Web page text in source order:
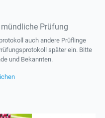
Prüfung
auch andere Prüflinge
später ein. Bitte
und Bekannten.